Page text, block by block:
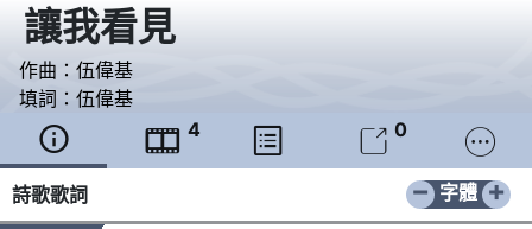
讓我看見
作曲： 伍偉基
填詞： 伍偉基
  4   0 
詩歌歌詞 − +
字體